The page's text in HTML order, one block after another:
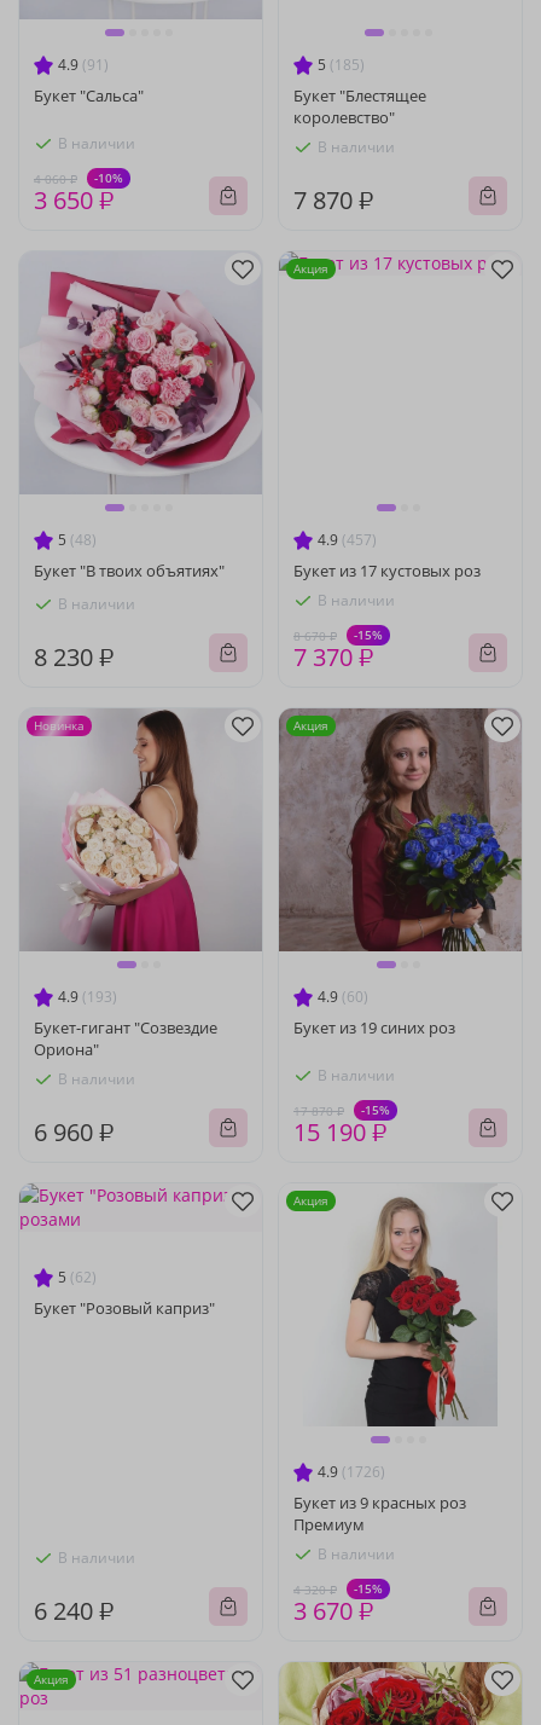
4.9 (91)
Букет "Сальса"
В наличии
4 060 ₽ -10%
3 650 ₽
5 (185)
Букет "Блестящее
королевство"
В наличии
7 870 ₽
5 (48)
Букет "В твоих объятиях"
В наличии
8 230 ₽
4.9 (457)
Букет из 17 кустовых роз
В наличии
8 670 ₽ -15%
7 370 ₽
Акция
4.9 (193)
Букет-гигант "Созвездие
Ориона"
В наличии
6 960 ₽
Новинка
4.9 (60)
Букет из 19 синих роз
В наличии
17 870 ₽ -15%
15 190 ₽
Акция
5 (62)
Букет "Розовый каприз"
В наличии
6 240 ₽
4.9 (1726)
Букет из 9 красных роз
Премиум
В наличии
4 320 ₽ -15%
3 670 ₽
Акция
Акция